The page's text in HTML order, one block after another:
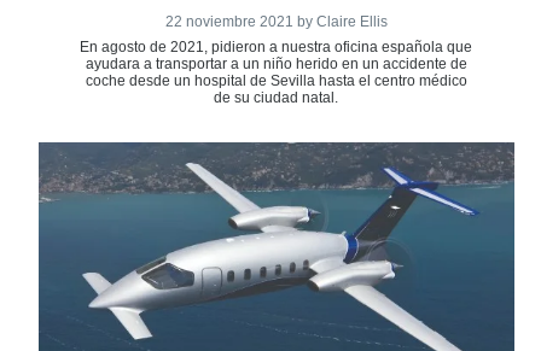
22 noviembre 2021 by Claire Ellis
En agosto de 2021, pidieron a nuestra oficina española que
ayudara a transportar a un niño herido en un accidente de
coche desde un hospital de Sevilla hasta el centro médico
de su ciudad natal.